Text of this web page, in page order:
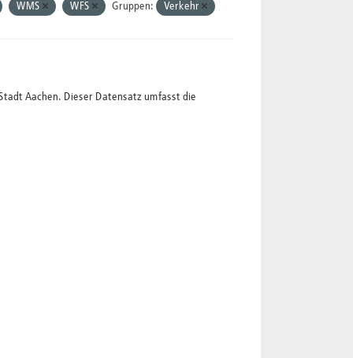
WMS WFS Gruppen: Verkehr
Aachen. Dieser Datensatz umfasst die